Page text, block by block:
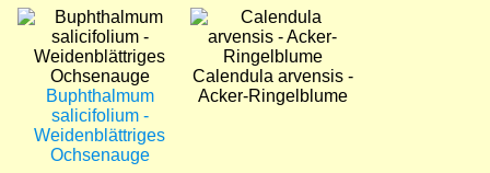
Bild
Buphthalmum
salicifolium -
Weidenblättriges
Ochsenauge
Bild
Calendula arvensis -
Acker-Ringelblume